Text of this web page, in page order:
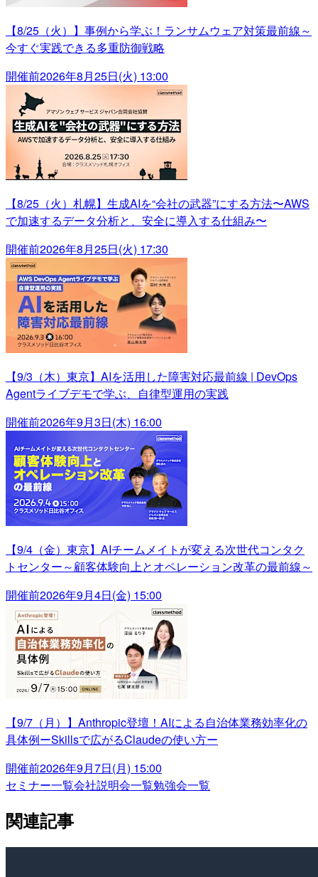
【8/25（火）】事例から学ぶ！ランサムウェア対策最前線～
今すぐ実践できる多重防御戦略
開催前2026年8月25日(火) 13:00
【8/25（火）札幌】生成AIを“会社の武器”にする方法〜AWS
で加速するデータ分析と、安全に導入する仕組み〜
開催前2026年8月25日(火) 17:30
【9/3（木）東京】AIを活用した障害対応最前線 | DevOps
Agentライブデモで学ぶ、自律型運用の実践
開催前2026年9月3日(木) 16:00
【9/4（金）東京】AIチームメイトが変える次世代コンタク
トセンター～顧客体験向上とオペレーション改革の最前線～
開催前2026年9月4日(金) 15:00
【9/7（月）】Anthropic登壇！AIによる自治体業務効率化の
具体例ーSkillsで広がるClaudeの使い方ー
開催前2026年9月7日(月) 15:00
セミナー一覧会社説明会一覧勉強会一覧
関連記事